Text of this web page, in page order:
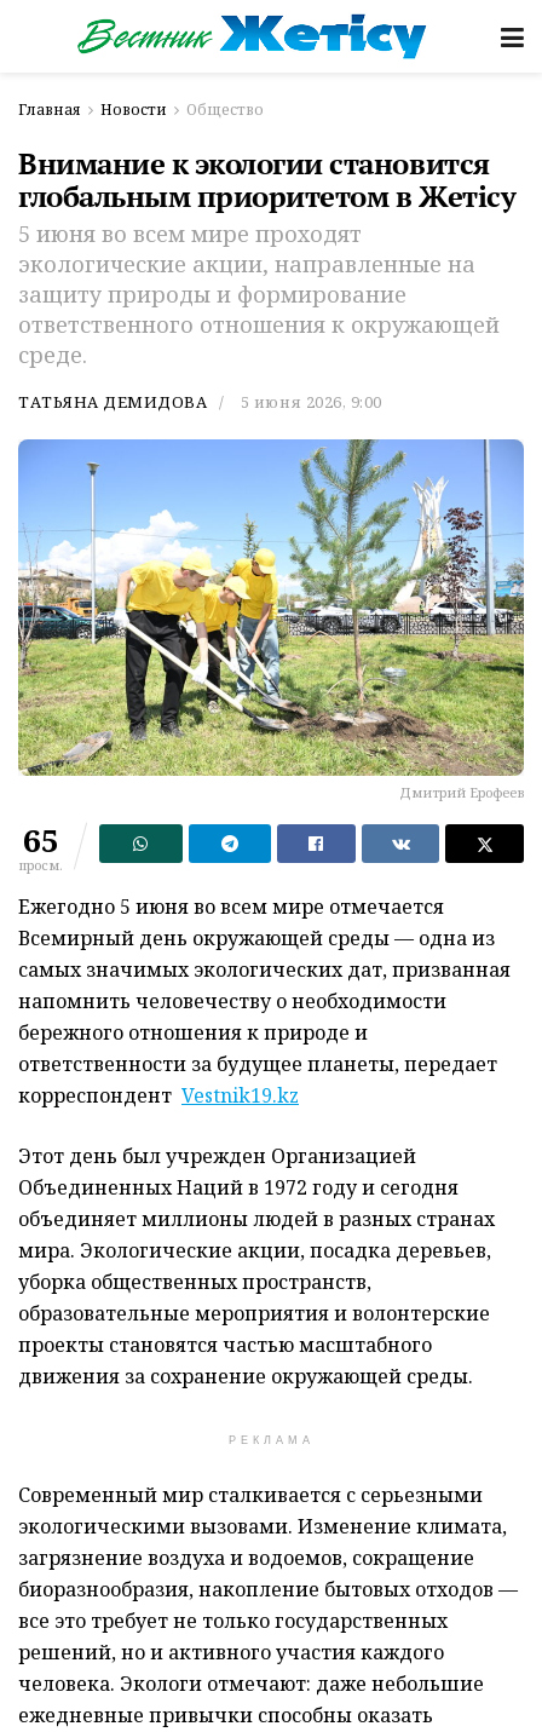
Главная Новости Общество
Внимание к экологии становится
глобальным приоритетом в Жетісу
5 июня во всем мире проходят
экологические акции, направленные на
защиту природы и формирование
ответственного отношения к окружающей
среде.
ТАТЬЯНА ДЕМИДОВА 5 июня 2026, 9:00
Дмитрий Ерофеев
65
просм.
Ежегодно 5 июня во всем мире отмечается
Всемирный день окружающей среды — одна из
самых значимых экологических дат, призванная
напомнить человечеству о необходимости
бережного отношения к природе и
ответственности за будущее планеты, передает
корреспондент Vestnik19.kz
Этот день был учрежден Организацией
Объединенных Наций в 1972 году и сегодня
объединяет миллионы людей в разных странах
мира. Экологические акции, посадка деревьев,
уборка общественных пространств,
образовательные мероприятия и волонтерские
проекты становятся частью масштабного
движения за сохранение окружающей среды.
РЕКЛАМА
Современный мир сталкивается с серьезными
экологическими вызовами. Изменение климата,
загрязнение воздуха и водоемов, сокращение
биоразнообразия, накопление бытовых отходов —
все это требует не только государственных
решений, но и активного участия каждого
человека. Экологи отмечают: даже небольшие
ежедневные привычки способны оказать